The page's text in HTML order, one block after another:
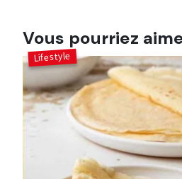
Vous pourriez
Lifestyle